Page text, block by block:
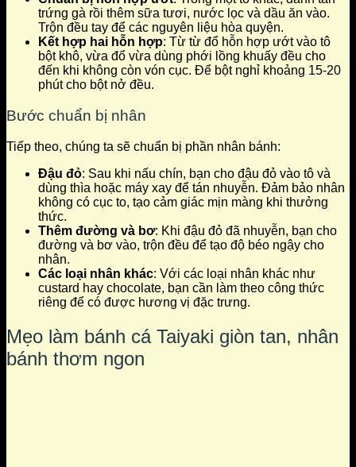
trứng gà rồi thêm sữa tươi, nước lọc và dầu ăn vào.
Trộn đều tay để các nguyên liệu hòa quyện.
Kết hợp hai hỗn hợp: Từ từ đổ hỗn hợp ướt vào tô
bột khô, vừa đổ vừa dùng phới lồng khuấy đều cho
đến khi không còn vón cục. Để bột nghỉ khoảng 15-20
phút cho bột nở đều.
Bước chuẩn bị nhân
Tiếp theo, chúng ta sẽ chuẩn bị phần nhân bánh:
Đậu đỏ: Sau khi nấu chín, bạn cho đậu đỏ vào tô và
dùng thìa hoặc máy xay để tán nhuyễn. Đảm bảo nhân
không có cục to, tạo cảm giác mịn màng khi thưởng
thức.
Thêm đường và bơ: Khi đậu đỏ đã nhuyễn, bạn cho
đường và bơ vào, trộn đều để tạo độ béo ngậy cho
nhân.
Các loại nhân khác: Với các loại nhân khác như
custard hay chocolate, bạn cần làm theo công thức
riêng để có được hương vị đặc trưng.
Mẹo làm bánh cá Taiyaki giòn tan, nhân
bánh thơm ngon